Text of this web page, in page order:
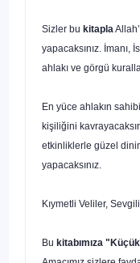
Sizler bu kitapla
yapacaksınız. İmanı,
ahlakı ve görgü
En yüce ahlakın
kişiliğini
etkinliklerle güzel
yapacaksınız.
Kıymetli Veliler,
Bu kitabımıza